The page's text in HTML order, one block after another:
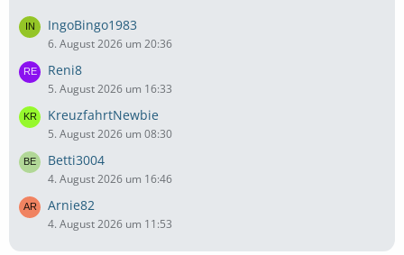
IngoBingo1983
6. August 2026 um 20:36
Reni8
5. August 2026 um 16:33
KreuzfahrtNewbie
5. August 2026 um 08:30
Betti3004
4. August 2026 um 16:46
Arnie82
4. August 2026 um 11:53